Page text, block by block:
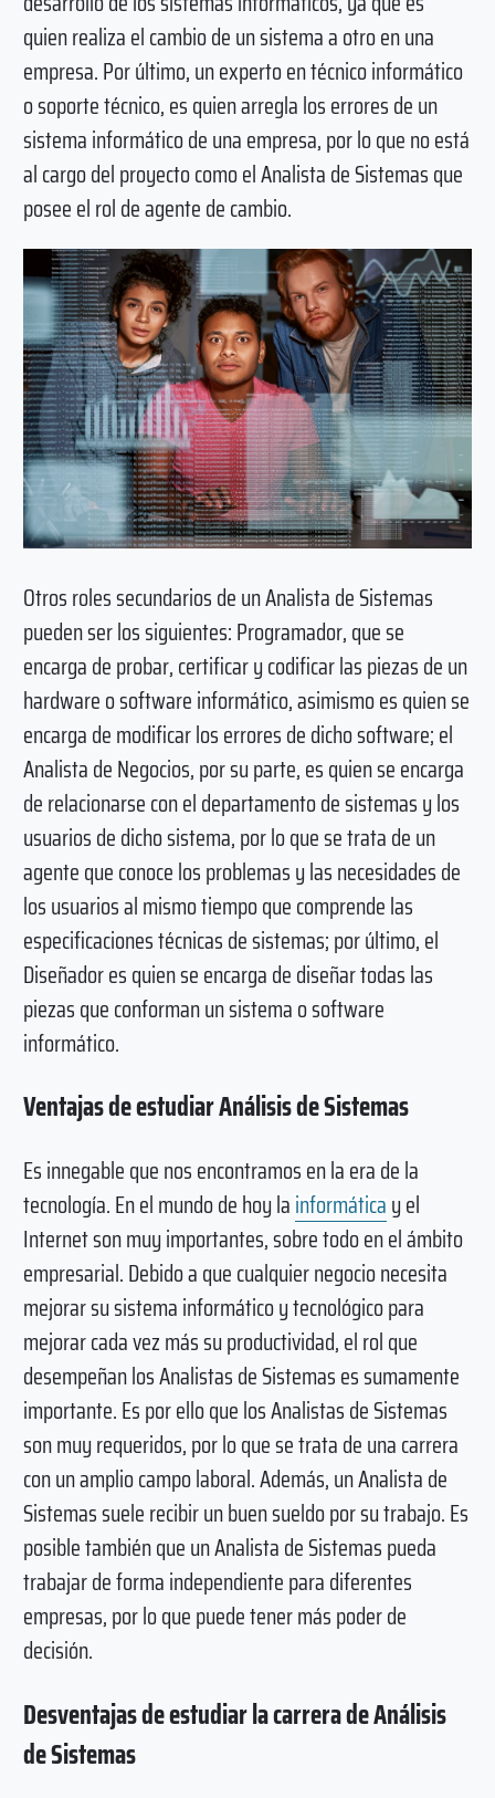
quien realiza el cambio de un sistema a otro en una
empresa. Por último, un experto en técnico informático
o soporte técnico, es quien arregla los errores de un
sistema informático de una empresa, por lo que no está
al cargo del proyecto como el Analista de Sistemas que
posee el rol de agente de cambio.
Otros roles secundarios de un Analista de Sistemas
pueden ser los siguientes: Programador, que se
encarga de probar, certificar y codificar las piezas de un
hardware o software informático, asimismo es quien se
encarga de modificar los errores de dicho software; el
Analista de Negocios, por su parte, es quien se encarga
de relacionarse con el departamento de sistemas y los
usuarios de dicho sistema, por lo que se trata de un
agente que conoce los problemas y las necesidades de
los usuarios al mismo tiempo que comprende las
especificaciones técnicas de sistemas; por último, el
Diseñador es quien se encarga de diseñar todas las
piezas que conforman un sistema o software
informático.
Ventajas de estudiar Análisis de Sistemas
Es innegable que nos encontramos en la era de la
tecnología. En el mundo de hoy lainformáticay el
Internet son muy importantes, sobre todo en el ámbito
empresarial. Debido a que cualquier negocio necesita
mejorar su sistema informático y tecnológico para
mejorar cada vez más su productividad, el rol que
desempeñan los Analistas de Sistemas es sumamente
importante. Es por ello que los Analistas de Sistemas
son muy requeridos, por lo que se trata de una carrera
con un amplio campo laboral. Además, un Analista de
Sistemas suele recibir un buen sueldo por su trabajo. Es
posible también que un Analista de Sistemas pueda
trabajar de forma independiente para diferentes
empresas, por lo que puede tener más poder de
decisión.
Desventajas de estudiar la carrera de Análisis
de Sistemas